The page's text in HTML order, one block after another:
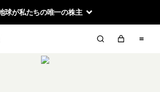
球が私たちの唯一の株主